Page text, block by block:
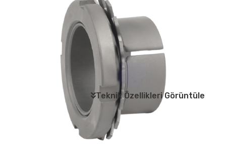
Teknik Özellikleri Görüntüle